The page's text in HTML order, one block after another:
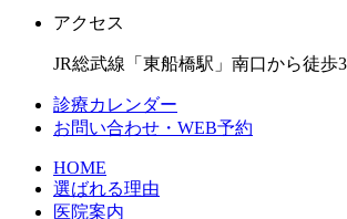
アクセス
JR総武線「東船橋駅」南口から徒歩
診療カレンダー
お問い合わせ・WEB予約
HOME
選ばれる理由
医院案内